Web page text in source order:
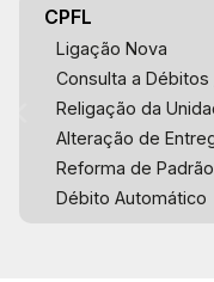
CPFL
Ligação Nova
Consulta a Débitos
Religação da
Alteração de
Reforma de Padrão
Débito Automático